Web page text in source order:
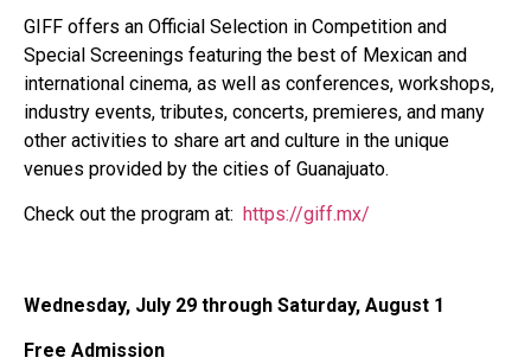
GIFF offers an Official Selection in Competition and
Special Screenings featuring the best of Mexican and
international cinema, as well as conferences, workshops,
industry events, tributes, concerts, premieres, and many
other activities to share art and culture in the unique
venues provided by the cities of Guanajuato.
Check out the program at: https://giff.mx/
Wednesday, July 29 through Saturday, August 1
Free Admission